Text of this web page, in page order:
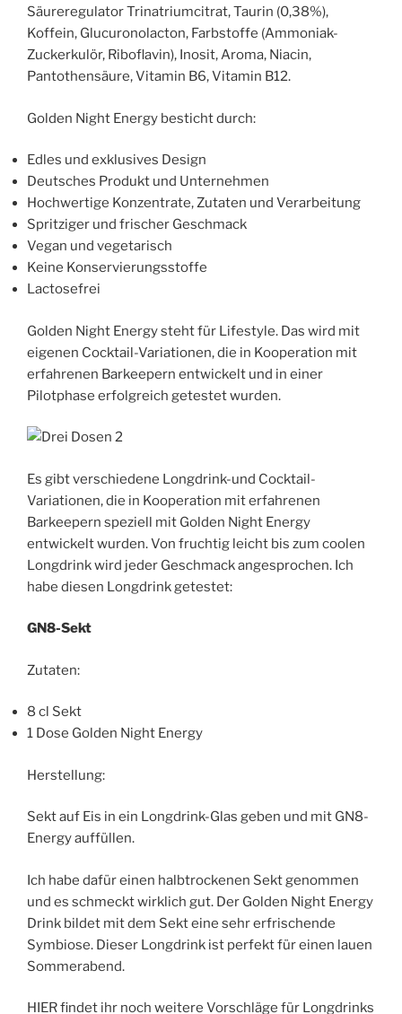
Säureregulator Trinatriumcitrat, Taurin (0,38%),
Koffein, Glucuronolacton, Farbstoffe (Ammoniak-
Zuckerkulör, Riboflavin), Inosit, Aroma, Niacin,
Pantothensäure, Vitamin B6, Vitamin B12.
Golden Night Energy besticht durch:
Edles und exklusives Design
Deutsches Produkt und Unternehmen
Hochwertige Konzentrate, Zutaten und Verarbeitung
Spritziger und frischer Geschmack
Vegan und vegetarisch
Keine Konservierungsstoffe
Lactosefrei
Golden Night Energy steht für Lifestyle. Das wird mit
eigenen Cocktail-Variationen, die in Kooperation mit
erfahrenen Barkeepern entwickelt und in einer
Pilotphase erfolgreich getestet wurden.
Es gibt verschiedene Longdrink-und Cocktail-
Variationen, die in Kooperation mit erfahrenen
Barkeepern speziell mit Golden Night Energy
entwickelt wurden. Von fruchtig leicht bis zum coolen
Longdrink wird jeder Geschmack angesprochen. Ich
habe diesen Longdrink getestet:
GN8-Sekt
Zutaten:
8 cl Sekt
1 Dose Golden Night Energy
Herstellung:
Sekt auf Eis in ein Longdrink-Glas geben und mit GN8-
Energy auffüllen.
Ich habe dafür einen halbtrockenen Sekt genommen
und es schmeckt wirklich gut. Der Golden Night Energy
Drink bildet mit dem Sekt eine sehr erfrischende
Symbiose. Dieser Longdrink ist perfekt für einen lauen
Sommerabend.
HIER findet ihr noch weitere Vorschläge für Longdrinks